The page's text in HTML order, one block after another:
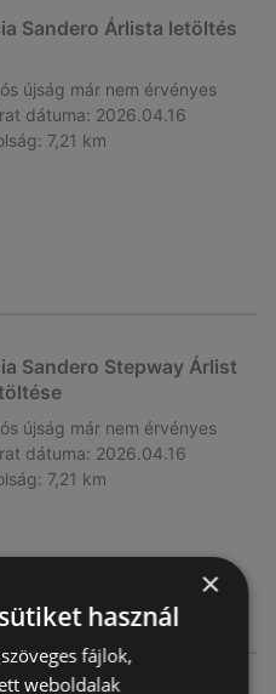
Sandero Árlista letöltés
újság már nem érvényes
dátuma: 2026.04.16
7,21 km
Sandero Stepway Árlist
újság már nem érvényes
dátuma: 2026.04.16
7,21 km
×
használ
fájlok,
weboldalak